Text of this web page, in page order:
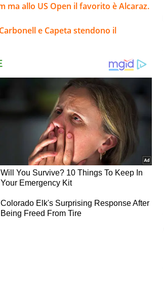
ma allo US Open il favorito è Alcaraz.
e Capeta stendono il